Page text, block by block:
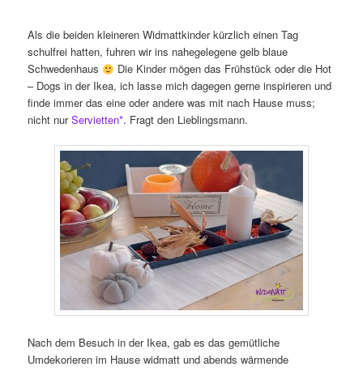
Als die beiden kleineren Widmattkinder kürzlich einen Tag
schulfrei hatten, fuhren wir ins nahegelegene gelb blaue
Schwedenhaus
Die Kinder mögen das Frühstück oder die Hot
– Dogs in der Ikea, ich lasse mich dagegen gerne inspirieren und
finde immer das eine oder andere was mit nach Hause muss;
nicht nurServietten*. Fragt den Lieblingsmann.
Nach dem Besuch in der Ikea, gab es das gemütliche
Umdekorieren im Hause widmatt und abends wärmende